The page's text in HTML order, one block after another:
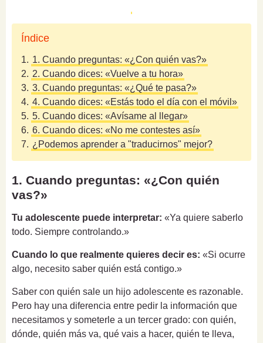
Índice
1. 1. Cuando preguntas: «¿Con quién vas?»
2. 2. Cuando dices: «Vuelve a tu hora»
3. 3. Cuando preguntas: «¿Qué te pasa?»
4. 4. Cuando dices: «Estás todo el día con el móvil»
5. 5. Cuando dices: «Avísame al llegar»
6. 6. Cuando dices: «No me contestes así»
7. ¿Podemos aprender a "traducirnos" mejor?
1. Cuando preguntas: «¿Con quién
vas?»
Tu adolescente puede interpretar: «Ya quiere saberlo
todo. Siempre controlando.»
Cuando lo que realmente quieres decir es: «Si ocurre
algo, necesito saber quién está contigo.»
Saber con quién sale un hijo adolescente es razonable.
Pero hay una diferencia entre pedir la información que
necesitamos y someterle a un tercer grado: con quién,
dónde, quién más va, qué vais a hacer, quién te lleva,